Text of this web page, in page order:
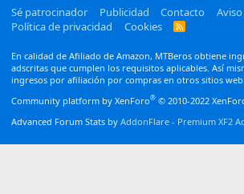
Sé patrocinador
Publicidad Contacto
Política de privacidad
Cookies
R
En calidad de Afiliado de Amazon, MTBeros obtiene
adscritas que cumplen los requisitos aplicables. Así
ingresos por afiliación por compras en otros sitios web.
Community platform by XenForo® © 2010-2022
Advanced Forum Stats by AddonFlare - Premium XF2